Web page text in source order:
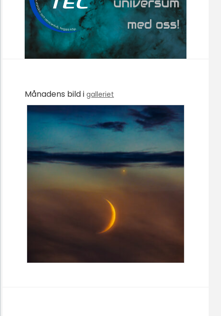
Månadens bild i galleriet